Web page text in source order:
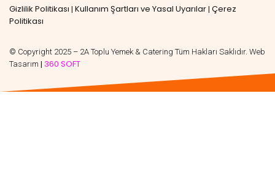
Gizlilik Politikası | Kullanım Şartları ve Yasal Uyarılar | Çerez
Politikası
© Copyright 2025 – 2A Toplu Yemek & Catering Tüm Hakları Saklıdır. Web
Tasarım | 360 SOFT